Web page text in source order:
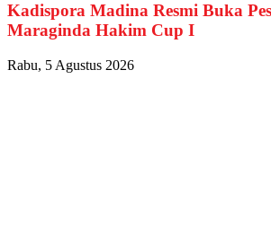
Kadispora Madina Resmi Buka
Maraginda Hakim Cup I
Rabu, 5 Agustus 2026